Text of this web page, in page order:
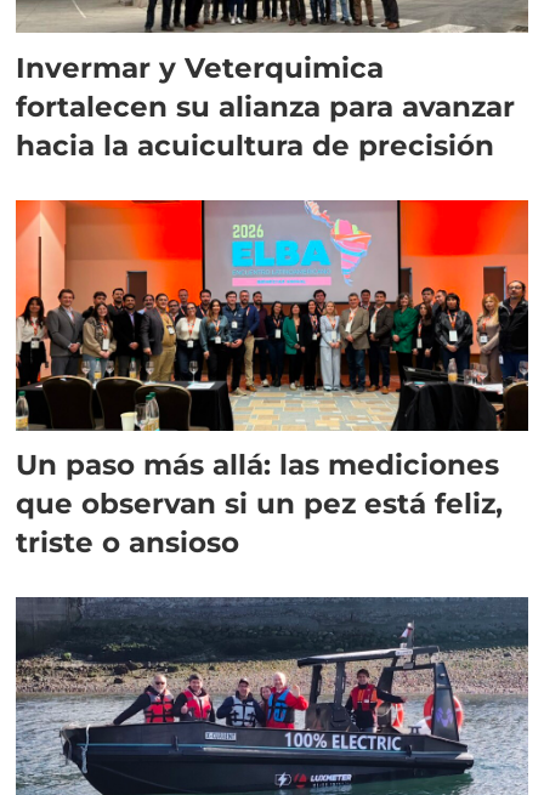
Invermar y Veterquimica
fortalecen su alianza para avanzar
hacia la acuicultura de precisión
Un paso más allá: las mediciones
que observan si un pez está feliz,
triste o ansioso